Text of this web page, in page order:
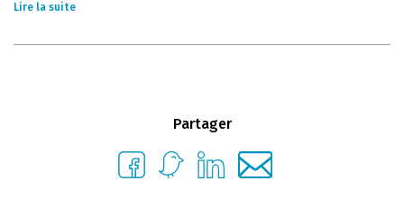
Lire la suite
Partager